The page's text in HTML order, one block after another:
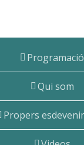
Programació
Qui som
Propers